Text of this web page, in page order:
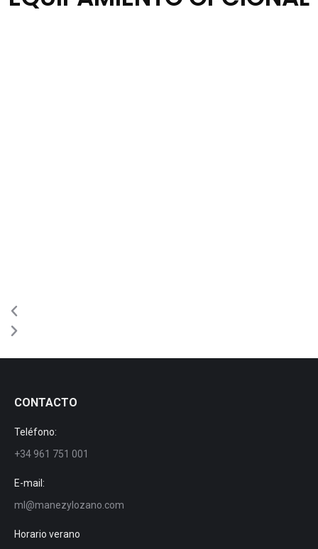
CONTACTO
Teléfono:
+34 961 751 001
E-mail:
ml@manezylozano.com
Horario verano